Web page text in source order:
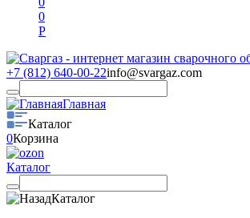
0
Р
+7 (812) 640-00-22info@svargaz.com
Главная
Каталог
0Корзина
Каталог
Каталог